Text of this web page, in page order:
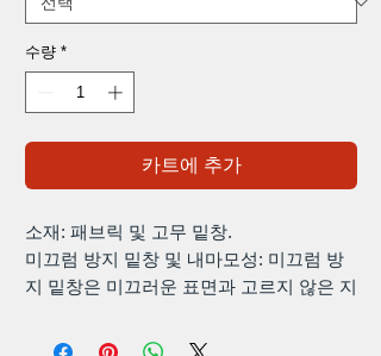
수량 *
카트에 추가
소재: 패브릭 및 고무 밑창.
미끄럼 방지 밑창 및 내마모성: 미끄럼 방
지 밑창은 미끄러운 표면과 고르지 않은 지